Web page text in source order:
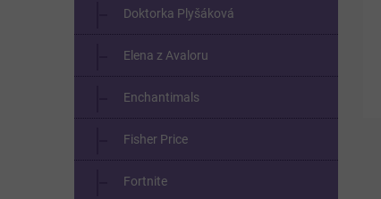
Doktorka Plyšáková
Elena z Avaloru
Enchantimals
Fisher Price
Fortnite